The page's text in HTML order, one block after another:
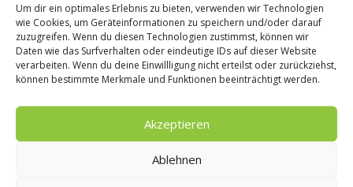
Um dir ein optimales Erlebnis zu bieten, verwenden wir Technologien
wie Cookies, um Geräteinformationen zu speichern und/oder darauf
zuzugreifen. Wenn du diesen Technologien zustimmst, können wir
Daten wie das Surfverhalten oder eindeutige IDs auf dieser Website
verarbeiten. Wenn du deine Einwillligung nicht erteilst oder zurückziehst,
können bestimmte Merkmale und Funktionen beeinträchtigt werden.
Akzeptieren
Ablehnen